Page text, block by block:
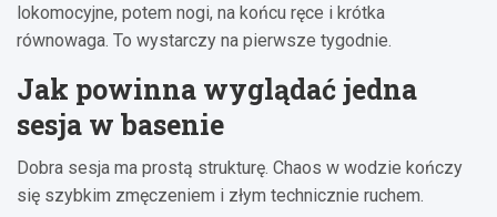
lokomocyjne, potem nogi, na końcu ręce i krótka
równowaga. To wystarczy na pierwsze tygodnie.
Jak powinna wyglądać jedna
sesja w basenie
Dobra sesja ma prostą strukturę. Chaos w wodzie kończy
się szybkim zmęczeniem i złym technicznie ruchem.